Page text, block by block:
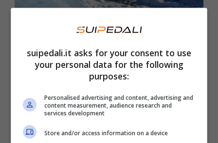
Fat bike: i migliori modelli per
qualità-prezzo 2024
suipedali.it asks for your consent to use
your personal data for the following
purposes:
Personalised advertising and content, advertising and
content measurement, audience research and
services development
Store and/or access information on a device